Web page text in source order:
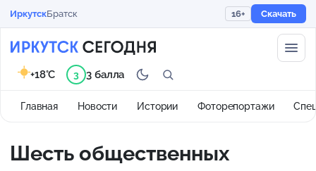
ИркутскБратск 16+ Скачать
Главная Новости Истории Фоторепортажи
+18°C 3 3 балла
Шесть общественных